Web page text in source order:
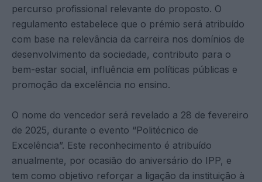
percurso profissional relevante do proposto. O
regulamento estabelece que o prémio será atribuído
com base na relevância da carreira nos domínios de
desenvolvimento da sociedade, contributo para o
bem-estar social, influência em políticas públicas e
promoção da excelência no ensino.
O nome do vencedor será revelado a 28 de fevereiro
de 2025, durante o evento “Politécnico de
Excelência”. Este reconhecimento é atribuído
anualmente, por ocasião do aniversário do IPP, e
tem como objetivo reforçar a ligação da instituição à